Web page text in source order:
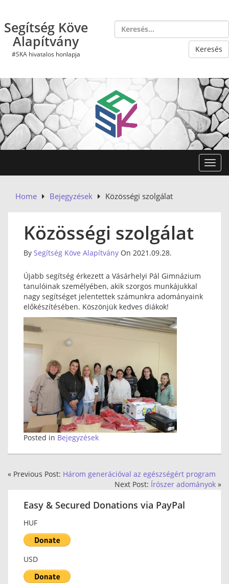
content
Segítség Köve
Alapítvány
#SKA hivatalos honlapja
Home Bejegyzések Közösségi szolgálat
Közösségi szolgálat
By Segítség Köve Alapítvány On 2021.09.28.
Újabb segítség érkezett a Vásárhelyi Pál Gimnázium
tanulóinak személyében, akik szorgos munkájukkal
nagy segítséget jelentettek számunkra adományaink
előkészítésében. Köszönjük kedves diákok!
Posted in Bejegyzések
« Previous Post: Három generációval az egészségért program
Next Post: Írószer adományok »
Easy & Secured Donations via PayPal
HUF
USD